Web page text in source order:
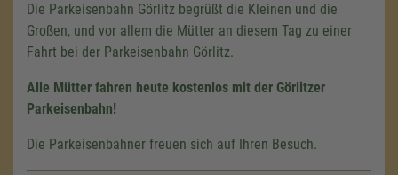
Die Parkeisenbahn Görlitz begrüßt die Kleinen und die
Großen, und vor allem die Mütter an diesem Tag zu einer
Fahrt bei der Parkeisenbahn Görlitz.
Alle Mütter fahren heute kostenlos mit der Görlitzer
Parkeisenbahn!
Die Parkeisenbahner freuen sich auf Ihren Besuch.